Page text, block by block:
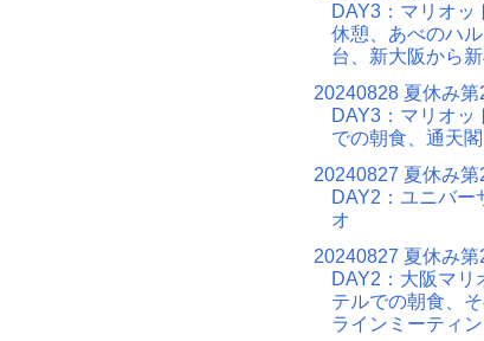
DAY3：マリオッ
休憩、あべのハ
台、新大阪から
20240828 夏休み第
DAY3：マリオッ
での朝食、通天閣
20240827 夏休み第
DAY2：ユニバー
オ
20240827 夏休み第
DAY2：大阪マリ
テルでの朝食、
ラインミーティ